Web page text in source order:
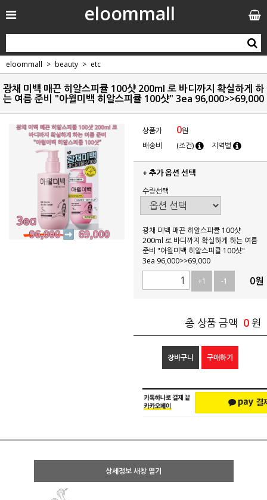
eloommall
eloommall beauty etc
광채 미백 매끈 히알스피큘 100샷 200ml 로 바디까지 확실하게 하
는 여름 준비 "아윌미백 히알스피큘 100샷" 3ea 96,000>>69,000
상품가 0원
배송비
(조건) 지역별
+ 추가 옵션 선택
수량선택
광채 미백 매끈 히알스피큘 100샷
200ml 로 바디까지 확실하게 하는 여름
준비 "아윌미백 히알스피큘 100샷"
3ea 96,000>>69,000
+1
-1 0원
총 상품 금액 0 원
장바구니 구매하기
상세정보 새창 열기